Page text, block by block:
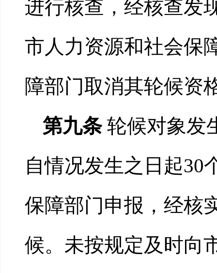
进行核查，经核查发
市人力资源和社会保
障部门取消其轮候资
第九条轮候对象发
自情况发生之日起30
保障部门申报，经核
候。未按规定及时向